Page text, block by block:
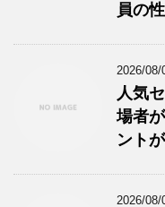
員の
2026/08/
人気
場者
ント
2026/08/